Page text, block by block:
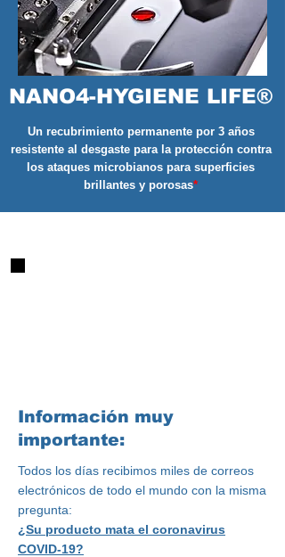
NANO4-HYGIENE LIFE®
Un recubrimiento permanente por 3 años
resistente al desgaste para la protección contra
los ataques microbianos para superficies
brillantes y porosas*
Información muy
importante:
Todos los días recibimos miles de correos
electrónicos de todo el mundo con la misma
pregunta:
¿Su producto mata el coronavirus
COVID-19?